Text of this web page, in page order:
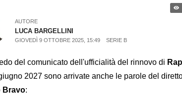
AUTORE
LUCA BARGELLINI
GIOVEDÌ 9 OTTOBRE 2025, 15:49 SERIE B
del comunicato dell'ufficialità del rinnovo di
2027 sono arrivate anche le parole del
Bravo: